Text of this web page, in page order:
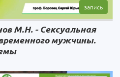
М.Н. - Сексуальная
мужчины.